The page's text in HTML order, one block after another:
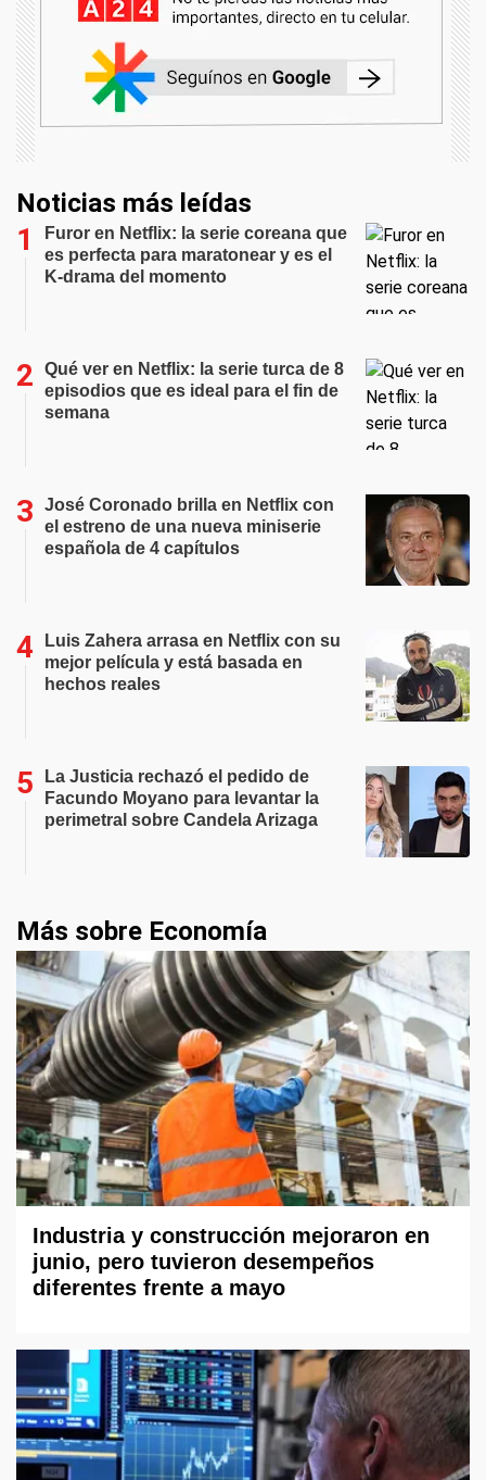
Noticias más leídas
Furor en Netflix: la serie coreana que
es perfecta para maratonear y es el
K-drama del momento
Qué ver en Netflix: la serie turca de 8
episodios que es ideal para el fin de
semana
José Coronado brilla en Netflix con
el estreno de una nueva miniserie
española de 4 capítulos
Luis Zahera arrasa en Netflix con su
mejor película y está basada en
hechos reales
La Justicia rechazó el pedido de
Facundo Moyano para levantar la
perimetral sobre Candela Arizaga
Más sobre Economía
Industria y construcción mejoraron en
junio, pero tuvieron desempeños
diferentes frente a mayo